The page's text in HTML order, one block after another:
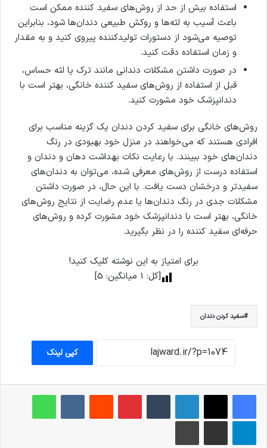
استفاده بیش از حد از روش‌های سفید کننده ممکن است
باعث آسیب به لثه‌ها و روکش طبیعی دندان‌ها شود، بنابراین
توصیه می‌شود از دستورات تولیدکننده پیروی کنید و به مقدار
و زمان استفاده دقت کنید.
در صورت داشتن مشکلات دندانی مانند ترک یا لثه حساس،
قبل از استفاده از روش‌های سفید کننده خانگی، بهتر است با
دندانپزشک خود مشورت کنید.
روش‌های خانگی برای سفید کردن دندان یک گزینه مناسب برای
افرادی هستند که می‌خواهند در منزل خود بهبودی در رنگ
دندان‌های خود ببینند. با رعایت نکات بهداشت دهان و دندان و
استفاده درست از روش‌های معرفی شده، می‌توان به دندان‌های
سفیدتر و درخشان دست یافت. با این حال، در صورت داشتن
مشکلات جدی در رنگ دندان‌ها یا عدم رضایت از نتایج روش‌های
خانگی، بهتر است با دندانپزشک خود مشورت کرده و روش‌های
حرفه‌ای سفید کننده را در نظر بگیرید.
برای امتیاز به این نوشته کلیک کنید!
[کل: 1 میانگین: 5
]
سفید کردن دندان
کپی لینک
فیس بوک X لینکدین ‫تامبلر ‫پین‌ترست‫رددیت ‫VKontakteواتس آپ
تلگرام اشتراک گذاری از طریق ایمیل چاپ